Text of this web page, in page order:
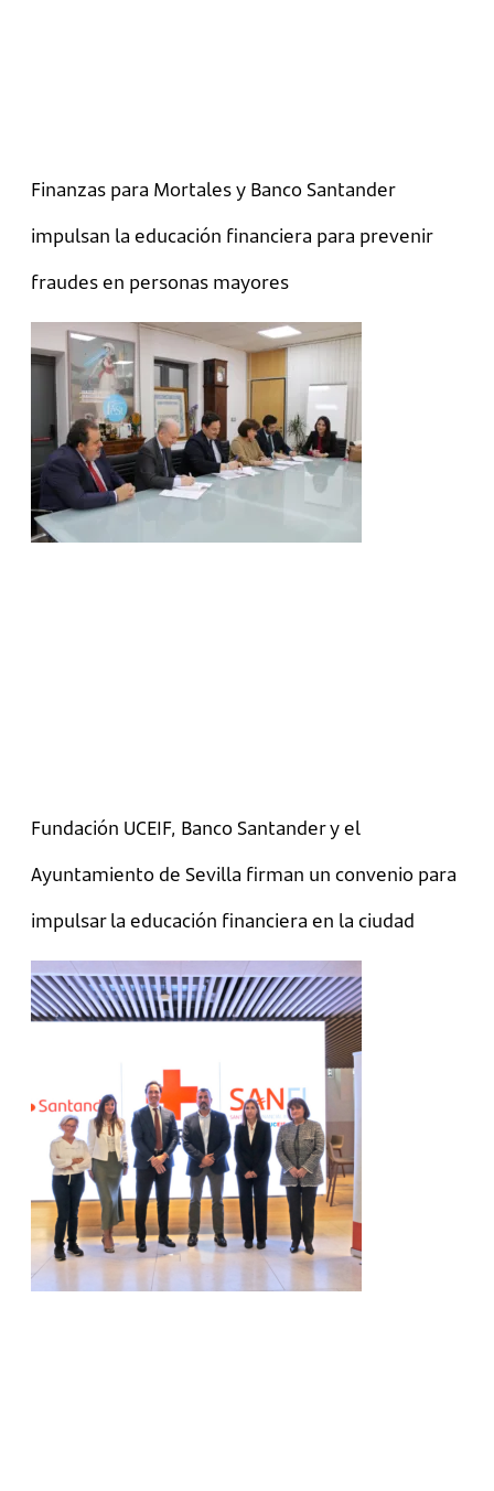
Finanzas para Mortales y Banco Santander
impulsan la educación financiera para prevenir
fraudes en personas mayores
Fundación UCEIF, Banco Santander y el
Ayuntamiento de Sevilla firman un convenio para
impulsar la educación financiera en la ciudad